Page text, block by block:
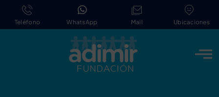
Saltar
contenido
Teléfono WhatsApp Mail Ubicaciones